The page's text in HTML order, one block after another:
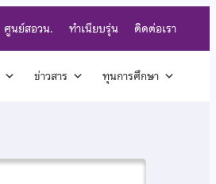
ศูนย์สอวน. ทำเนียบรุ่น ติดต่อเรา
ข่าวสาร ทุนการศึกษา